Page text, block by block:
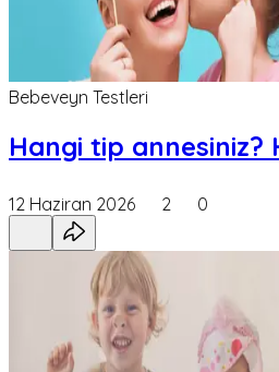
Bebeveyn Testleri
Hangi tip annesiniz?
12 Haziran 2026 2 0